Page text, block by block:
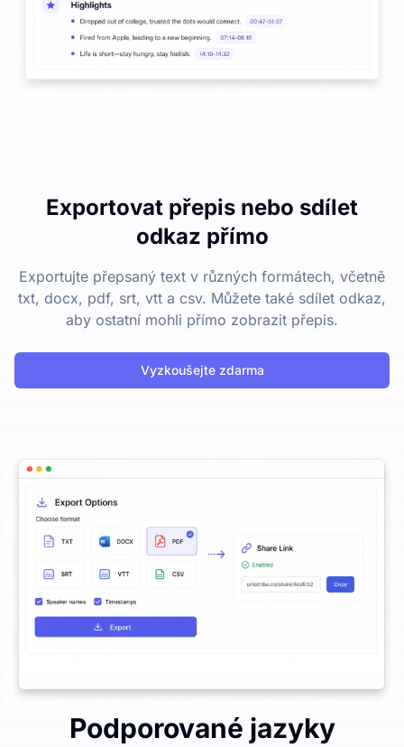
Exportovat přepis nebo sdílet
odkaz přímo
Exportujte přepsaný text v různých formátech, včetně
txt, docx, pdf, srt, vtt a csv. Můžete také sdílet odkaz,
aby ostatní mohli přímo zobrazit přepis.
Vyzkoušejte zdarma
Podporované jazyky